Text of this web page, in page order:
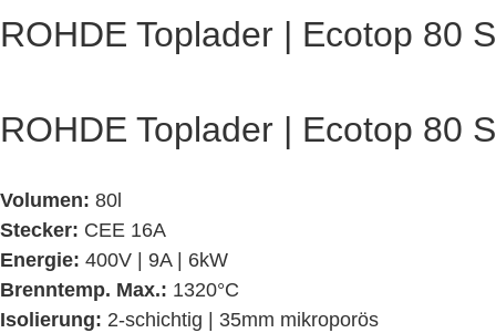
ROHDE Toplader | Ecotop 80 S
ROHDE Toplader | Ecotop 80 S
Volumen: 80l
Stecker: CEE 16A
Energie: 400V | 9A | 6kW
Brenntemp. Max.: 1320°C
Isolierung: 2-schichtig | 35mm mikroporös